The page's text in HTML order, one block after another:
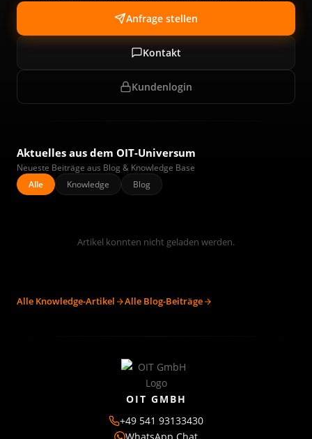
Anfrage stellen
Kontakt
Kundenlogin
Aktuelles aus dem OIT-Universum
Neueste Beiträge aus Blog & Knowledge Base
Alle
Knowledge Blog
Artikel konnten nicht geladen werden.
Alle Knowledge-Artikel Alle Blog-Beiträge
OIT GMBH
+49 541 93133430